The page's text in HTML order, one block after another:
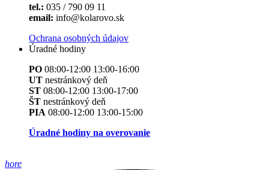
tel.: 035 / 790 09 11
email: info@kolarovo.sk
Ochrana osobných údajov
Úradné hodiny
PO 08:00-12:00 13:00-16:00
UT nestránkový deň
ST 08:00-12:00 13:00-17:00
ŠT nestránkový deň
PIA 08:00-12:00 13:00-15:00
Úradné hodiny na overovanie
hore